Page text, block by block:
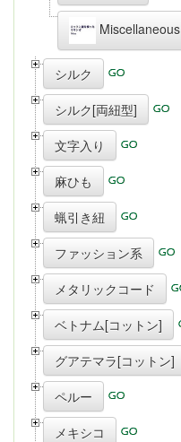
Miscellaneous
シルク
シルク[両紐型]
文字入り
麻ひも
蝋引き紐
ファッション系
メタリックコード
ベトナム[コットン]
グアテマラ[コットン]
ペルー
メキシコ